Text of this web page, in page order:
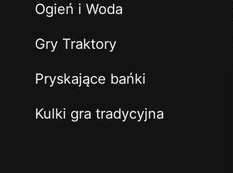
Ogień i Woda
Gry Traktory
Pryskające bańki
Kulki gra tradycyjna